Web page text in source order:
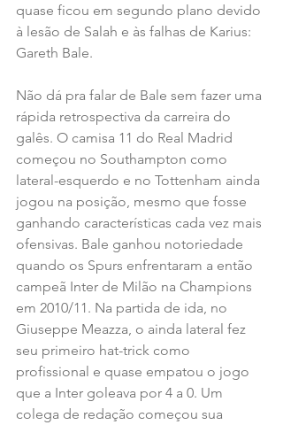
quase ficou em segundo plano devido
à lesão de Salah e às falhas de Karius:
Gareth Bale.
Não dá pra falar de Bale sem fazer uma
rápida retrospectiva da carreira do
galês. O camisa 11 do Real Madrid
começou no Southampton como
lateral-esquerdo e no Tottenham ainda
jogou na posição, mesmo que fosse
ganhando características cada vez mais
ofensivas. Bale ganhou notoriedade
quando os Spurs enfrentaram a então
campeã Inter de Milão na Champions
em 2010/11. Na partida de ida, no
Giuseppe Meazza, o ainda lateral fez
seu primeiro hat-trick como
profissional e quase empatou o jogo
que a Inter goleava por 4 a 0. Um
colega de redação começou sua